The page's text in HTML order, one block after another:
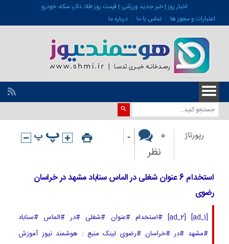
اخبار روز | خبر جدید ورزشی | قیمت روز طلا، دلار، سکه، خودرو
اعتبارات و مجوز ها
تماس با ما درباره ما
رپورتاژ
0
نظر
-
استخدام 6 عنوان شغلی در الماس سناباد مشهد در خراسان
رضوی
[ad_1] [ad_2] #استخدام #عنوان #شغلی #در #الماس #سناباد
#مشهد #در #خراسان #رضوی لینک منبع : هوشمند نیوز آموزش